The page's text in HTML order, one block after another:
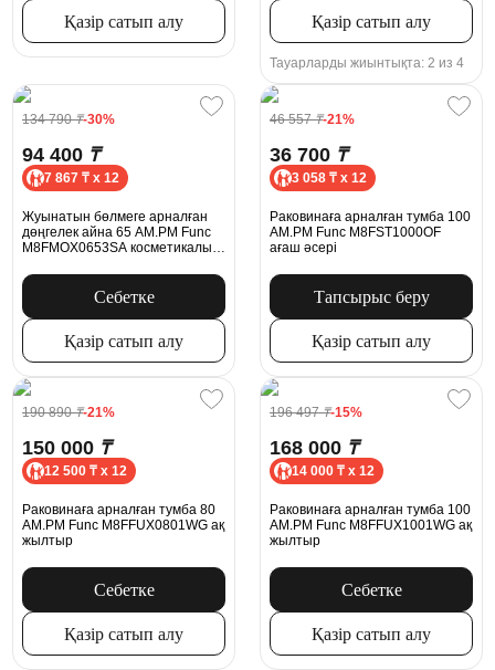
Қазір сатып алу Қазір сатып алу
Тауарларды жиынтықта: 2 из 4
134 790₸-30%
94 400 ₸
7 867 ₸ x 12
Жуынатын бөлмеге арналған
дөңгелек айна 65 AM.PM Func
M8FMOX0653SA косметикалық
Себетке
Қазір сатып алу
46 557₸-21%
36 700 ₸
3 058 ₸ x 12
Раковинаға арналған тумба 100
AM.PM Func M8FST1000OF
ағаш әсері
Тапсырыс беру
Қазір сатып алу
190 890₸-21%
150 000 ₸
12 500 ₸ x 12
Раковинаға арналған тумба 80
AM.PM Func M8FFUX0801WG ақ
жылтыр
Себетке
Қазір сатып алу
196 497₸-15%
168 000 ₸
14 000 ₸ x 12
Раковинаға арналған тумба 100
AM.PM Func M8FFUX1001WG ақ
жылтыр
Себетке
Қазір сатып алу